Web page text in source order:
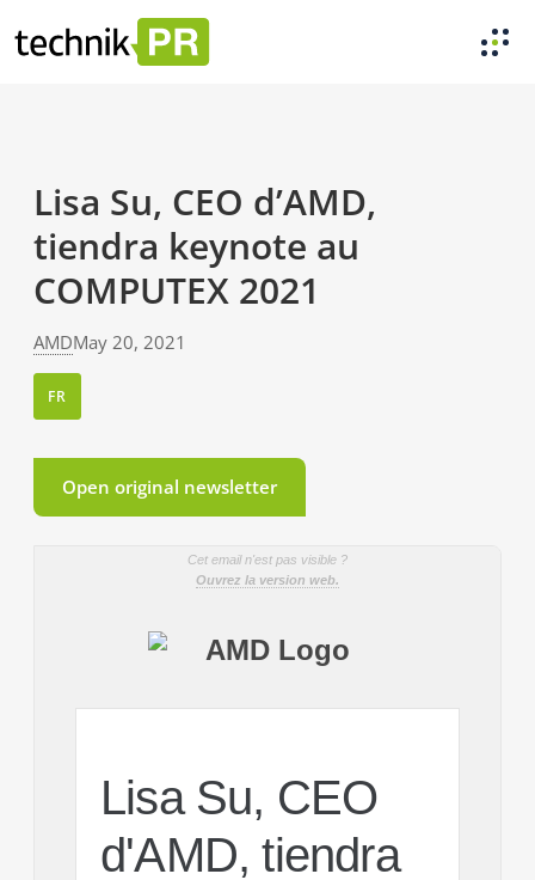
Lisa Su, CEO d’AMD,
tiendra keynote au
COMPUTEX 2021
AMDMay 20, 2021
FR
Open original newsletter